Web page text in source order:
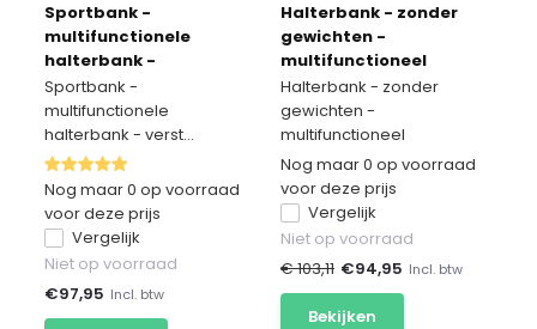
Sportbank -
multifunctionele
halterbank -
verstelbaar - voor
gewichten - zwart &
oranje
Sportbank -
multifunctionele
halterbank - verst...
Nog maar 0 op voorraad
voor deze prijs
Vergelijk
Niet op voorraad
€97,95 Incl. btw
Halterbank - zonder
gewichten -
multifunctioneel
Halterbank - zonder
gewichten -
multifunctioneel
Nog maar 0 op voorraad
voor deze prijs
Vergelijk
Niet op voorraad
€ 103,11 €94,95 Incl. btw
Bekijken